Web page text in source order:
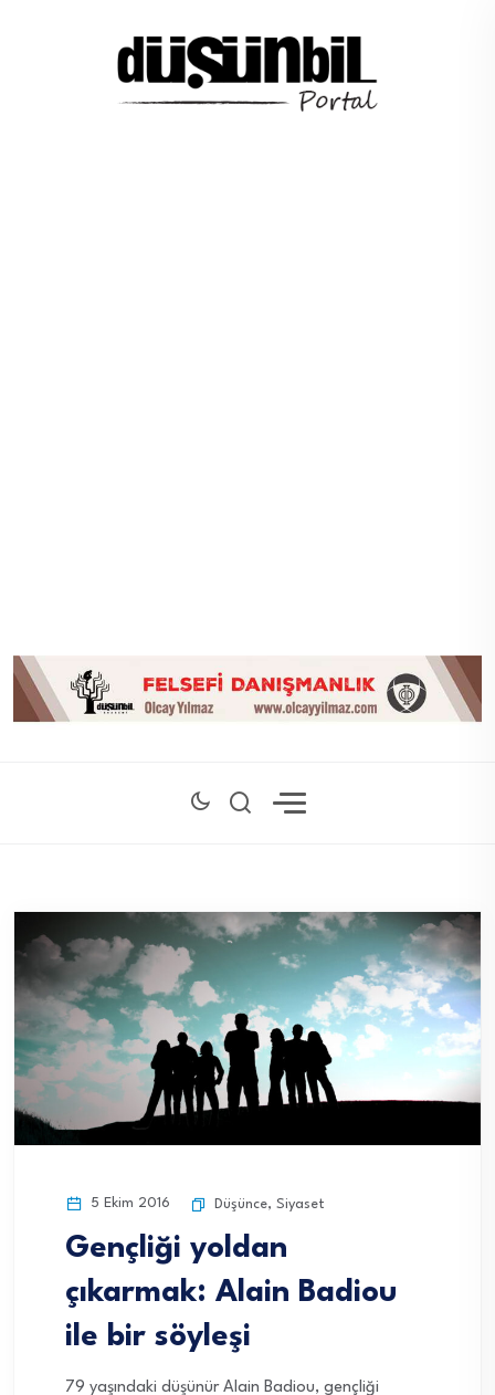
5 Ekim 2016 Düşünce, Siyaset
Gençliği yoldan
çıkarmak: Alain Badiou
ile bir söyleşi
79 yaşındaki düşünür Alain Badiou, gençliği